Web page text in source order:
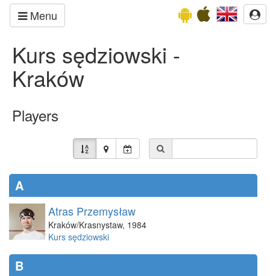
Menu
Kurs sędziowski -
Kraków
Players
A
Atras Przemysław
Kraków/Krasnystaw, 1984
Kurs sędziowski
B